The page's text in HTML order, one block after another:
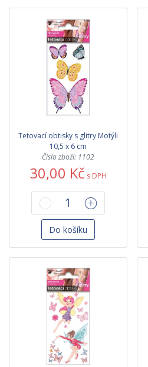
Tetovací obtisky s glitry Motýli
10,5 x 6 cm
Číslo zboží: 1102
30,00 Kč s DPH
Do košíku